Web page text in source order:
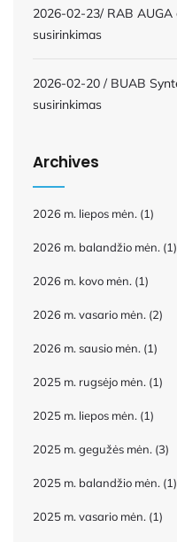
2026-02-23/ RAB
susirinkimas
2026-02-20 / BUAB
susirinkimas
Archives
2026 m. liepos mėn. (1)
2026 m. balandžio mėn. (1)
2026 m. kovo mėn. (1)
2026 m. vasario mėn. (2)
2026 m. sausio mėn. (1)
2025 m. rugsėjo mėn. (1)
2025 m. liepos mėn. (1)
2025 m. gegužės mėn. (3)
2025 m. balandžio mėn. (1)
2025 m. vasario mėn. (1)